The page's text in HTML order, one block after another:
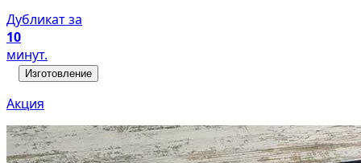
Дубликат за
10
минут.
Изготовление
Акция